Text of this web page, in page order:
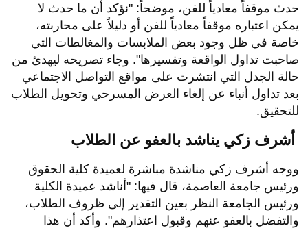
حدث موقفاً معادياً للفن، موضحاً: "نؤكد أن ما حدث لا
يمكن اعتباره موقفاً معادياً للفن أو دليلاً على محاربته،
خاصة في ظل وجود بعض الملابسات والمغالطات التي
صاحبت تداول الواقعة وتفسيرها". وجاء تصريحه ليهدئ من
حالة الجدل التي انتشرت على مواقع التواصل الاجتماعي
بعد تداول أنباء عن إلغاء العرض المسرحي وتحويل الطلاب
للتحقيق.
ووجه أشرف زكي مناشدة مباشرة لعميدة كلية الحقوق
ورئيس جامعة العاصمة، قال فيها: "أناشد عميدة الكلية
ورئيس الجامعة النظر بعين التقدير إلى ظروف الطلاب،
والتفضل بالعفو عنهم وقبول اعتذارهم". وأكد أن هذا